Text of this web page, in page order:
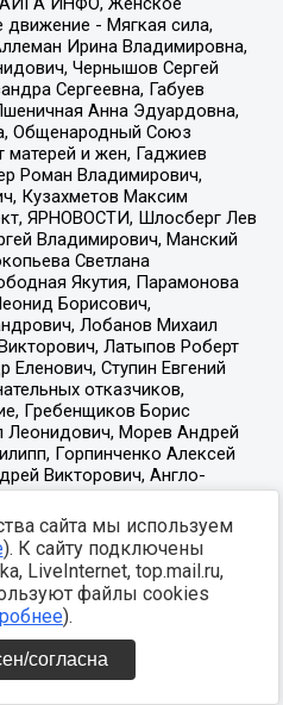
сайта мы используем
). К сайту подключены
LiveInternet, top.mail.ru,
файлы cookies
).
согласна